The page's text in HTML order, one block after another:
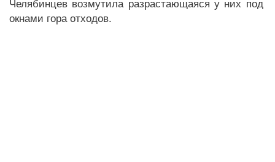
Челябинцев возмутила разрастающаяся у них под
окнами гора отходов.